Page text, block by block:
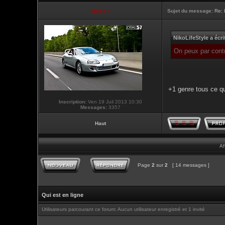
touti-17 Sujet du message: Re:
Inscription: Ven 19 Juil 2013 10:30
Messages: 3357
NikoLifeStyle a
On peux par
+1 genre tous ce
Haut
Page 2 sur 2 [ 14 messages ]
Qui est en ligne
Utilisateurs parcourant ce forum: Aucun utilisateur enregistré et 1 invité